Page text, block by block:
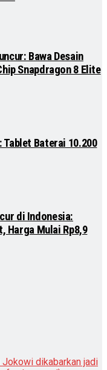
Bawa Desain
Snapdragon 8 Elite
Baterai 10.200
di Indonesia:
Harga Mulai Rp8,9